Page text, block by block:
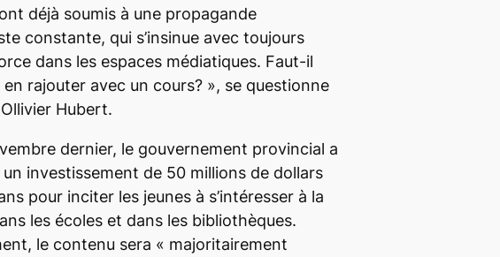
déjà soumis à une propagande
constante, qui s’insinue avec toujours
dans les espaces médiatiques. Faut-il
rajouter avec un cours? », se questionne
Ollivier Hubert.
dernier, le gouvernement provincial a
investissement de 50 millions de dollars
pour inciter les jeunes à s’intéresser à la
les écoles et dans les bibliothèques.
le contenu sera « majoritairement